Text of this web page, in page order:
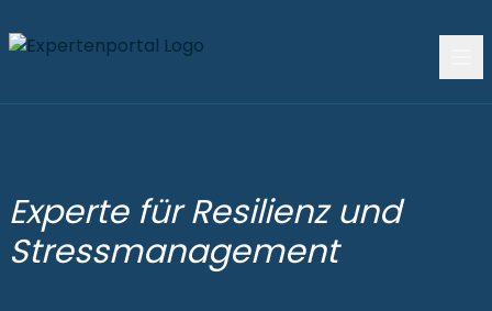
Experte für Resilienz und
Stressmanagement